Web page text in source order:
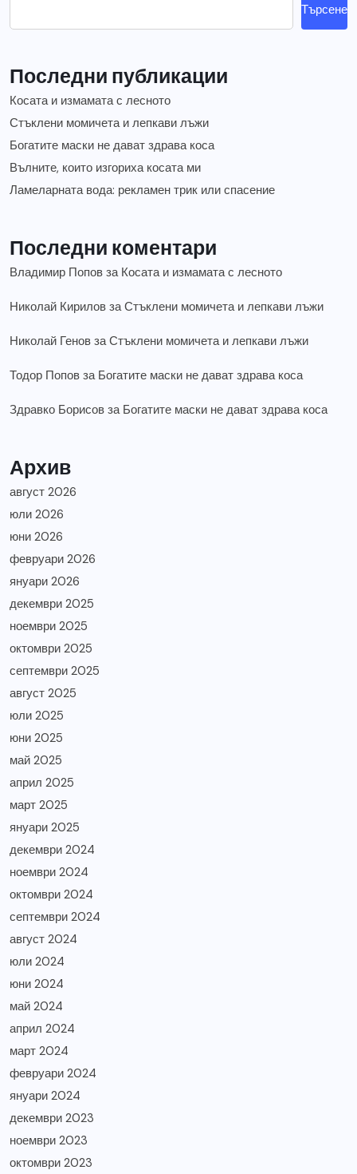
Търсене
Последни публикации
Косата и измамата с лесното
Стъклени момичета и лепкави лъжи
Богатите маски не дават здрава коса
Вълните, които изгориха косата ми
Ламеларната вода: рекламен трик или спасение
Последни коментари
Владимир Попов за Косата и измамата с лесното
Николай Кирилов заСтъклени момичета и лепкави лъжи
Николай Генов заСтъклени момичета и лепкави лъжи
Тодор Попов за Богатите маски не дават здрава коса
Здравко Борисов за Богатите маски не дават здрава коса
Архив
август 2026
юли 2026
юни 2026
февруари 2026
януари 2026
декември 2025
ноември 2025
октомври 2025
септември 2025
август 2025
юли 2025
юни 2025
май 2025
април 2025
март 2025
януари 2025
декември 2024
ноември 2024
октомври 2024
септември 2024
август 2024
юли 2024
юни 2024
май 2024
април 2024
март 2024
февруари 2024
януари 2024
декември 2023
ноември 2023
октомври 2023